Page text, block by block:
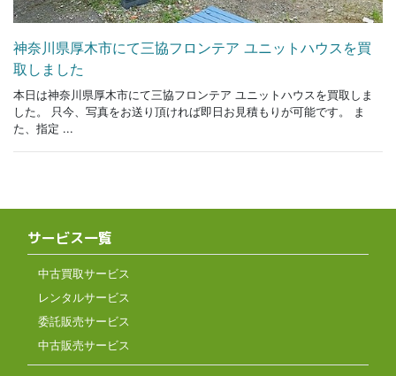
神奈川県厚木市にて三協フロンテア ユニットハウスを買
取しました
本日は神奈川県厚木市にて三協フロンテア ユニットハウスを買取しま
した。 只今、写真をお送り頂ければ即日お見積もりが可能です。 ま
た、指定 ...
サービス一覧
中古買取サービス
レンタルサービス
委託販売サービス
中古販売サービス